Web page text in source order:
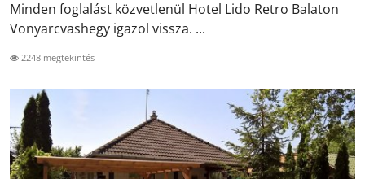
Minden foglalást közvetlenül Hotel Lido Retro Balaton
Vonyarcvashegy igazol vissza. ...
2248 megtekintés